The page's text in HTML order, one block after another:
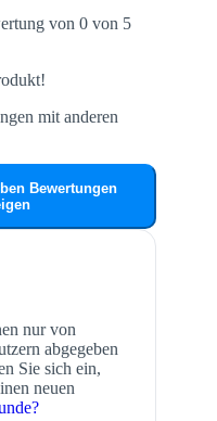
von 0 von 5
mit anderen
Bewertungen
nur von
abgegeben
Sie sich ein,
neuen